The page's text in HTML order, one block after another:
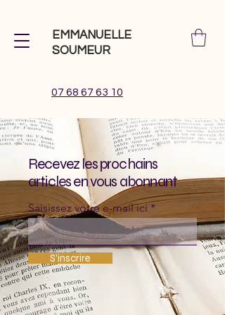
EMMANUELLE
SOUMEUR
07 68 67 63 10
Recevez les prochains
articles en vous abonnant
Saisissez votre e-mail ici
S'inscrire